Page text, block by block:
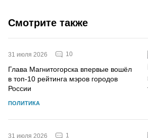
Смотрите также
31 июля 2026 10
Глава Магнитогорска впервые вошёл
в топ-10 рейтинга мэров городов
России
ПОЛИТИКА
31 июля 2026 1